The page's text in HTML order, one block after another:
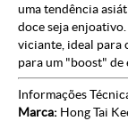
uma tendência
doce seja
viciante, ideal para
para um "boost" de
Informações
Marca: Hong Tai